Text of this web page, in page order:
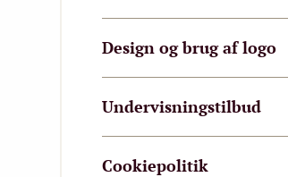
Design og brug af logo
Undervisningstilbud
Cookiepolitik